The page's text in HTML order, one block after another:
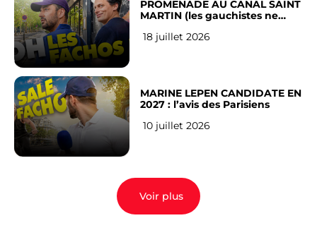
PROMENADE AU CANAL SAINT
MARTIN (les gauchistes ne
18 juillet 2026
MARINE LEPEN CANDIDATE EN
2027 : l’avis des Parisiens
10 juillet 2026
Voir plus